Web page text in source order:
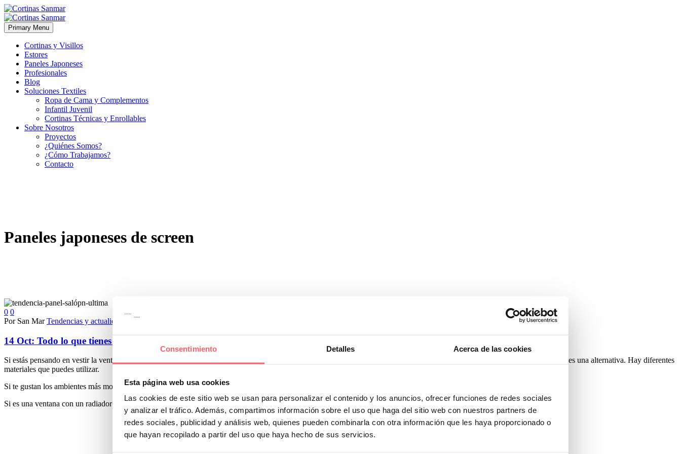
Consentimiento Detalles Acerca de las cookies
Esta página web usa cookies
Las cookies de este sitio web se usan para personalizar el contenido y los anuncios, ofrecer funciones de redes sociales
y analizar el tráfico. Además, compartimos información sobre el uso que haga del sitio web con nuestros partners de
redes sociales, publicidad y análisis web, quienes pueden combinarla con otra información que les haya proporcionado o
que hayan recopilado a partir del uso que haya hecho de sus servicios.
Primary Menu
Cortinas y Visillos
Estores
Paneles Japoneses
Profesionales
Blog
Soluciones Textiles
Ropa de Cama y Complementos
Infantil Juvenil
Cortinas Técnicas y Enrollables
Sobre Nosotros
Proyectos
¿Quiénes Somos?
¿Cómo Trabajamos?
Contacto
Paneles japoneses de screen
0 0
Por San Mar Tendencias y actualidad
14 Oct: Todo lo que tienes que saber de un panel japonés para acertar en su elección
Si estás pensando en vestir la ventana o puerta del salón, te interesa conocer las últimas novedades del mercado.. Si has descartado la cortina o visillo tradicional el panel japonés es una alternativa. Hay diferentes
materiales que puedes utilizar.
Si te gustan los ambientes más modernos y de líneas rectas, el estor o el panel japonés es la mejor solución ¿Qué te puede determinar a elegir uno u otro sistema?
Si es una ventana con un radiador debajo, la elección será a favor del estor